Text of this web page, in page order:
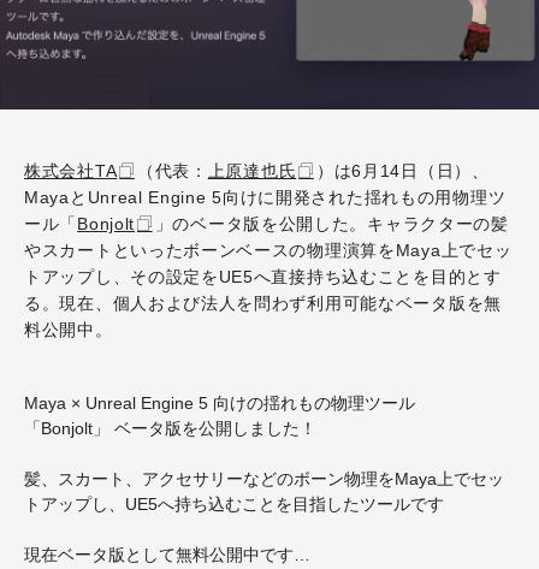
株式会社TA （代表： 上原達也氏
）は6月14日（日）、
MayaとUnreal Engine 5向けに開発された揺れもの用物理ツ
ール「 Bonjolt
」のベータ版を公開した。キャラクターの髪
やスカートといったボーンベースの物理演算をMaya上でセッ
トアップし、その設定をUE5へ直接持ち込むことを目的とす
る。現在、個人および法人を問わず利用可能なベータ版を無
料公開中。
Maya × Unreal Engine 5 向けの揺れもの物理ツール
「Bonjolt」 ベータ版を公開しました！
髪、スカート、アクセサリーなどのボーン物理をMaya上でセッ
トアップし、UE5へ持ち込むことを目指したツールです
現在ベータ版として無料公開中です…